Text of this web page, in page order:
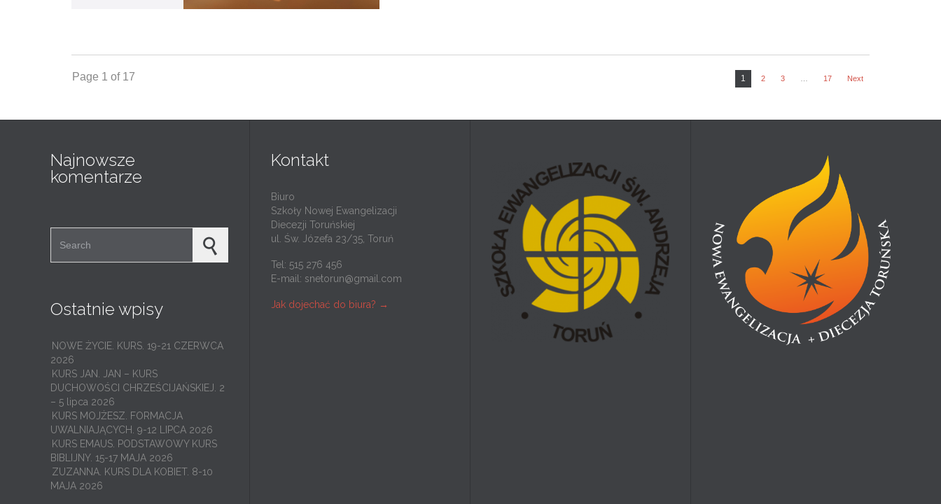
Page 1 of 17 1 2 3 17 Next
Najnowsze
komentarze
Ostatnie wpisy
NOWE ŻYCIE. KURS. 19-21 CZERWCA
2026
KURS JAN. JAN – KURS
DUCHOWOŚCI CHRZEŚCIJAŃSKIEJ. 2
– 5 lipca 2026
KURS MOJŻESZ. FORMACJA
UWALNIAJĄCYCH. 9-12 LIPCA 2026
KURS EMAUS. PODSTAWOWY KURS
BIBLIJNY. 15-17 MAJA 2026
ZUZANNA. KURS DLA KOBIET. 8-10
MAJA 2026
Kontakt
Biuro
Szkoły Nowej Ewangelizacji
Diecezji Toruńskiej
ul. Św. Józefa 23/35, Toruń
Tel: 515 276 456
E-mail: snetorun@gmail.com
Jak dojechać do biura? →